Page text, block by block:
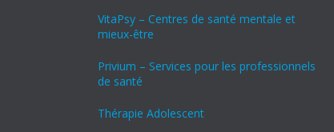
VitaPsy – Centres de santé mentale et
mieux-être
Privium – Services pour les professionnels
de santé
Thérapie Adolescent